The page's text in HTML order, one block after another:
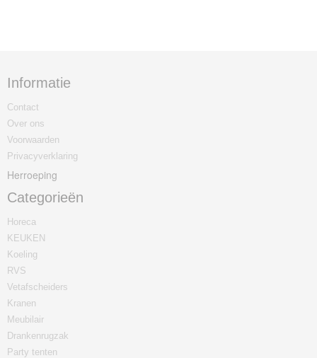
Informatie
Contact
Over ons
Voorwaarden
Privacyverklaring
Herroeping
Categorieën
Horeca
KEUKEN
Koeling
RVS
Vetafscheiders
Kranen
Meubilair
Drankenrugzak
Party tenten